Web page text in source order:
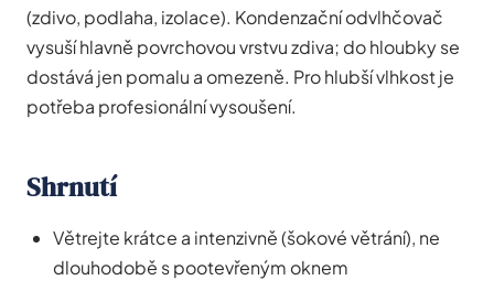
(zdivo, podlaha, izolace). Kondenzační odvlhčovač
vysuší hlavně povrchovou vrstvu zdiva; do hloubky se
dostává jen pomalu a omezeně. Pro hlubší vlhkost je
potřeba profesionální vysoušení.
Shrnutí
Větrejte krátce a intenzivně (šokové větrání), ne
dlouhodobě s pootevřeným oknem